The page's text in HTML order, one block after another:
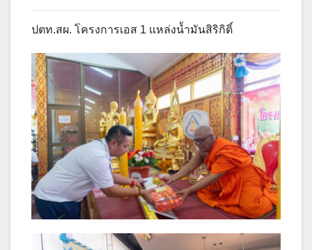
ปตท.สผ. โครงการเอส 1 แหล่งน้ำมันสิริกิติ์